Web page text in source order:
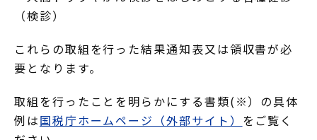
（検診）
これらの取組を行った結果通知表又は領収書が必
要となります。
取組を行ったことを明らかにする書類(※）の具体
例は国税庁ホームページ（外部サイト） をご覧く